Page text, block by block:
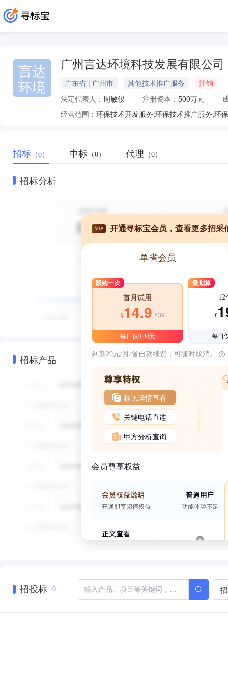
言达
环境
广州言达环境科技发展有限公司
广东省 | 广州市 其他技术推广服务
注销
法定代表人： 周敏仪 注册资本： 500万元
经营范围：
招标 （0） 中标 （0） 代理 （0）
招标分析
招标产品
VIP 开通寻标宝会员，查看更多招采
单省会员
限购一次
首月试用
¥14.9 ¥39
每日仅0.48元
最划算
12
¥
每日
到期29元/月/省自动续费，可随时取消。
标讯详情查看
关键电话直连
甲方分析查询
会员尊享权益
招投标 0